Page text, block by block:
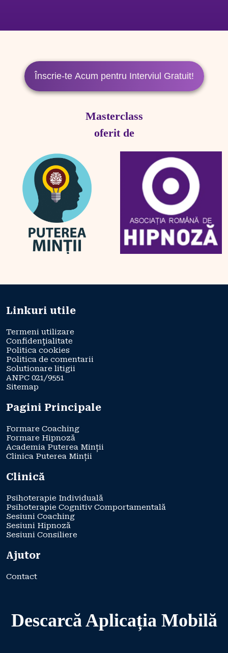
Înscrie-te Acum pentru Interviul Gratuit!
Masterclass
oferit de
Linkuri utile
Termeni utilizare
Confidenţialitate
Politica cookies
Politica de comentarii
Solutionare litigii
ANPC 021/9551
Sitemap
Pagini Principale
Formare Coaching
Formare Hipnoză
Academia Puterea Minții
Clinica Puterea Minții
Clinică
Psihoterapie Individuală
Psihoterapie Cognitiv Comportamentală
Sesiuni Coaching
Sesiuni Hipnoză
Sesiuni Consiliere
Ajutor
Contact
Descarcă Aplicația Mobilă